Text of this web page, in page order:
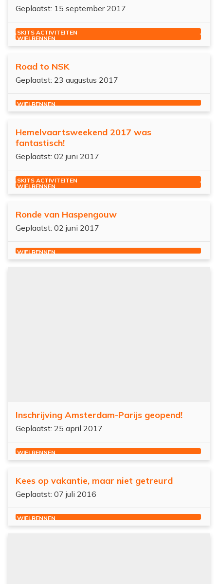
Geplaatst: 15 september 2017
SKITS ACTIVITEITEN
WIELRENNEN
Road to NSK
Geplaatst: 23 augustus 2017
WIELRENNEN
Hemelvaartsweekend 2017 was
fantastisch!
Geplaatst: 02 juni 2017
SKITS ACTIVITEITEN
WIELRENNEN
Ronde van Haspengouw
Geplaatst: 02 juni 2017
WIELRENNEN
Inschrijving Amsterdam-Parijs geopend!
Geplaatst: 25 april 2017
WIELRENNEN
Kees op vakantie, maar niet getreurd
Geplaatst: 07 juli 2016
WIELRENNEN